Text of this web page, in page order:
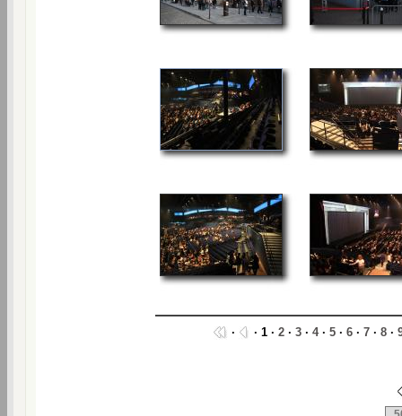
· · 1 · 2 · 3 · 4· 5 · 6 · 7 · 8 ·